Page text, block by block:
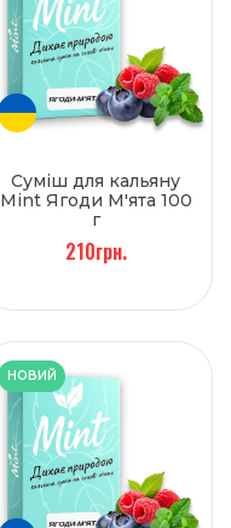
Суміш для кальяну
Mint Ягоди М'ята 100
г
210грн.
НОВИЙ